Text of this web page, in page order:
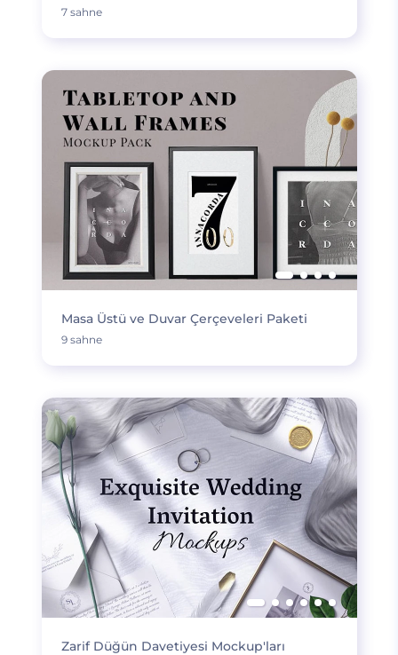
7 sahne
Masa Üstü ve Duvar Çerçeveleri Paketi
9 sahne
Zarif Düğün Davetiyesi Mockup'ları